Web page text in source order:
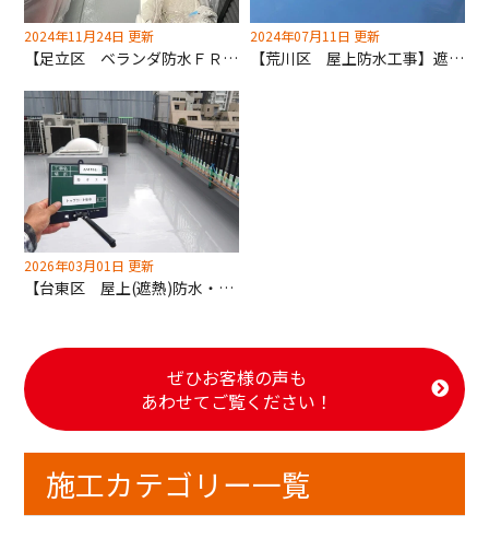
2024年11月24日 更新
【足立区 ベランダ防水ＦＲＰ補修工事】雨漏れ防止に最適！防水工事も深井塗装にお任せください！
2024年07月11日 更新
【荒川区 屋上防水工事】遮熱防水工事も深井塗装にお任せください！
2026年03月01日 更新
【台東区 屋上(遮熱)防水・外壁(遮熱)塗装工事】OB様からのご紹介案件！信頼と実績の深井塗装にお任せください！
ぜひお客様の声も
あわせてご覧ください！
施工カテゴリー一覧